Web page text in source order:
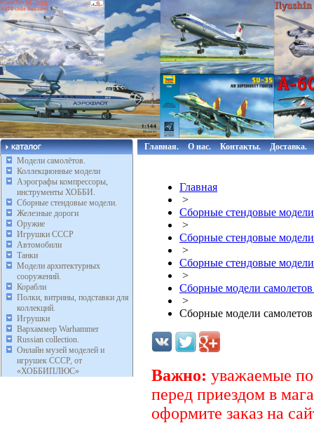
Модели самолётов.
Коллекционные модели
Аэрографы компрессоры,
инструменты ХОББИ.
Сборные стендовые модели.
Железные дороги
Оружие
Игрушки СССР
Автомобили
Танки
Модели архитектурных
сооружений.
Корабли
Полки, витрины, подставки для
коллекций.
Игрушки
Вархаммер Warhammer
Russian collection.
Онлайн музей моделей и
игрушек СССР, от
«ХОББИПЛЮС»
Главная. О нас. Контакты. Доставка.
Главная
>
Сборные стендовые
>
Сборные стендовые
>
Сборные стендовые
>
Сборные модели
>
Сборные модели
Важно: уважаемые
перед приездом в
оформите заказ на